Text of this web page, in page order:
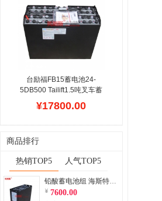
命及低温性能方面更为突
出,Tailift电动叉车在国内外
仓储,物流等环境得到广泛
应用,这款动力单元来源于
铅酸蓄电池组,型号容量与
车辆规格等同配置,性价比
台励福FB15蓄电池24-
5DB500 Tailift1.5吨叉车蓄
电池48V500Ah现货批发
Tailift台励福蓄电池是台励
部件成本较高的部分,这款
1500次充放电,贝朗斯品牌
配套,动力强悍,技术成熟,安
装的参数是根据台励福电瓶
叉车型号决定,不同负载吨
¥17800.00
商品排行
热销TOP5 人气TOP5
铅酸蓄电池组 海斯特P2.0SE电动托盘搬运车电瓶3PzS345 Hyster美国海斯特叉车电瓶配件
7600.00